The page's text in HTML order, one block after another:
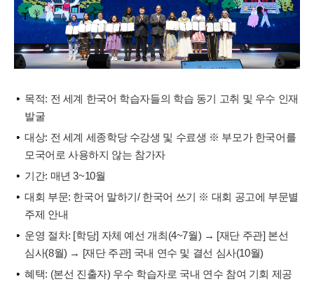
목적: 전 세계 한국어 학습자들의 학습 동기 고취 및 우수 인재
발굴
대상: 전 세계 세종학당 수강생 및 수료생 ※ 부모가 한국어를
모국어로 사용하지 않는 참가자
기간: 매년 3~10월
대회 부문: 한국어 말하기/ 한국어 쓰기 ※ 대회 공고에 부문별
주제 안내
운영 절차: [학당] 자체 예선 개최(4~7월) → [재단 주관] 본선
심사(8월) → [재단 주관] 국내 연수 및 결선 심사(10월)
혜택: (본선 진출자) 우수 학습자로 국내 연수 참여 기회 제공